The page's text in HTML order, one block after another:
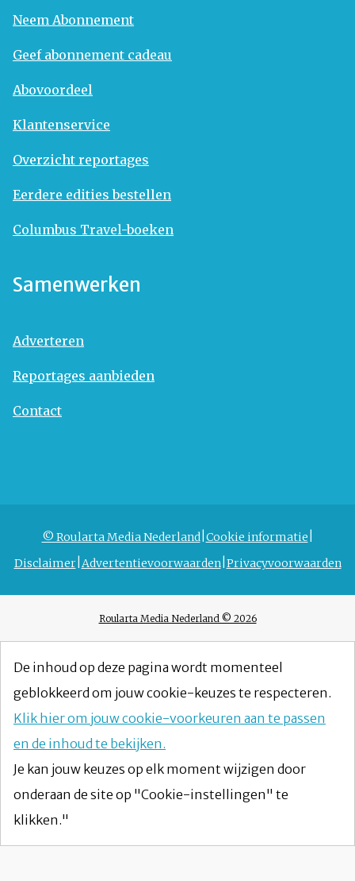
Neem Abonnement
Geef abonnement cadeau
Abovoordeel
Klantenservice
Overzicht reportages
Eerdere edities bestellen
Columbus Travel-boeken
Samenwerken
Adverteren
Reportages aanbieden
Contact
© Roularta Media Nederland Cookie informatie
Disclaimer Advertentievoorwaarden Privacyvoorwaarden
Roularta Media Nederland © 2026
De inhoud op deze pagina wordt momenteel
geblokkeerd om jouw cookie-keuzes te respecteren.
Klik hier om jouw cookie-voorkeuren aan te passen
en de inhoud te bekijken.
Je kan jouw keuzes op elk moment wijzigen door
onderaan de site op "Cookie-instellingen" te
klikken."